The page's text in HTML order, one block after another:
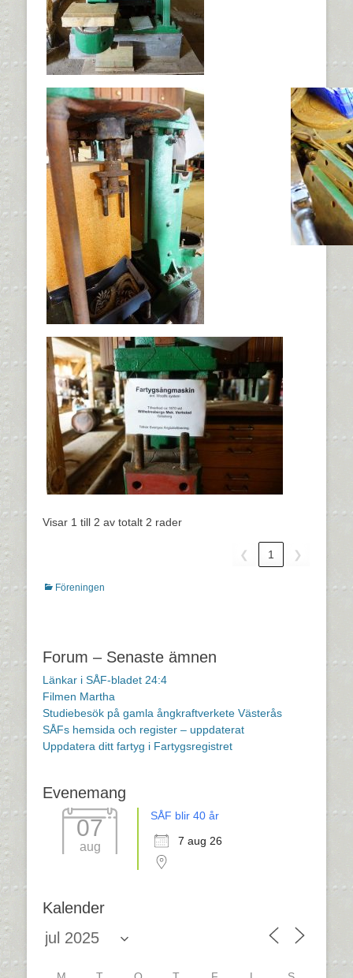
Visar 1 till 2 av totalt 2 rader
❮ 1 ❯
Kategorier
Föreningen
Forum – Senaste ämnen
Länkar i SÅF-bladet 24:4
Filmen Martha
Studiebesök på gamla ångkraftverkete Västerås
SÅFs hemsida och register – uppdaterat
Uppdatera ditt fartyg i Fartygsregistret
Evenemang
07
aug
SÅF blir 40 år
7 aug 26
Kalender